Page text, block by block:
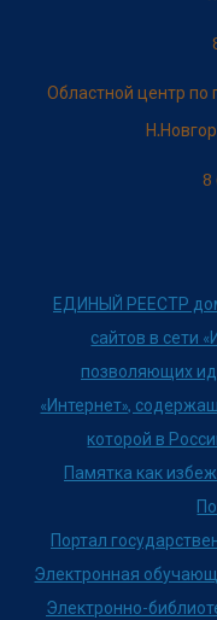
Областной центр по
8
ЕДИНЫЙ РЕЕСТР
сайтов в сети
позволяющих
«Интернет»,
которой в
Памятка как
Портал
Электронная
Электронно-